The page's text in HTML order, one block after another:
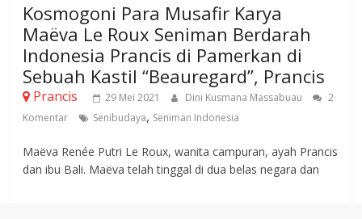
Kosmogoni Para Musafir Karya
Maëva Le Roux Seniman Berdarah
Indonesia Prancis di Pamerkan di
Sebuah Kastil “Beauregard”, Prancis
Prancis 29 Mei 2021 Dini Kusmana Massabuau
2
Komentar
Senibudaya, Seniman Indonesia
Maëva Renée Putri Le Roux, wanita campuran, ayah Prancis
dan ibu Bali. Maëva telah tinggal di dua belas negara dan